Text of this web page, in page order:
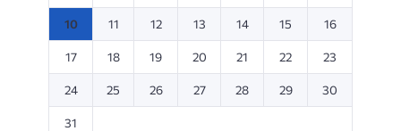
10 11 12 13 14 15 16
17 18 19 20 21 22 23
24 25 26 27 28 29 30
31